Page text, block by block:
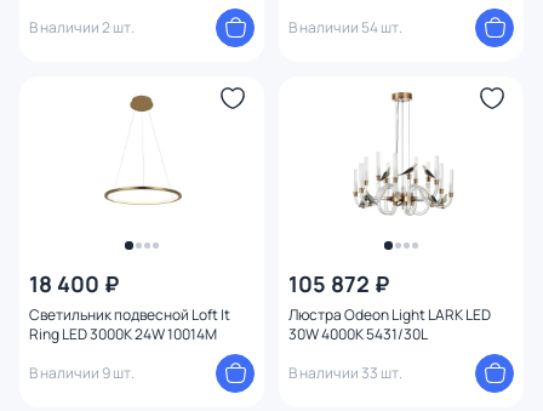
В наличии 2 шт.
В наличии 54 шт.
18 400 ₽
Светильник подвесной Loft It
Ring LED 3000K 24W 10014M
В наличии 9 шт.
105 872 ₽
Люстра Odeon Light LARK LED
30W 4000K 5431/30L
В наличии 33 шт.